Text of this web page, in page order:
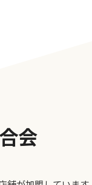
会